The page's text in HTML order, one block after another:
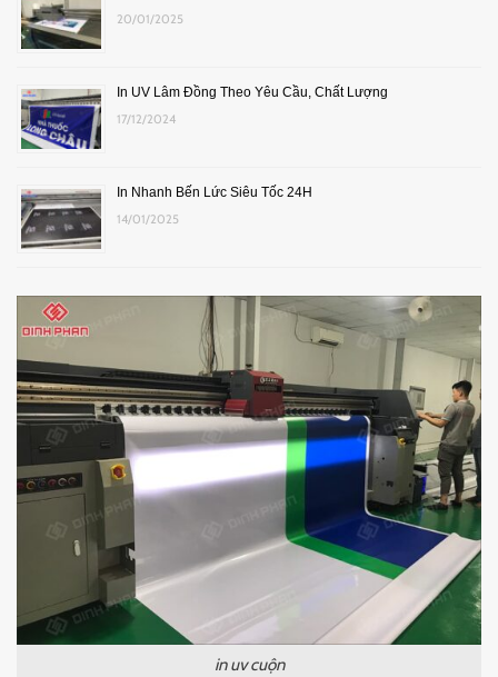
20/01/2025
In UV Lâm Đồng Theo Yêu Cầu, Chất Lượng
17/12/2024
In Nhanh Bến Lức Siêu Tốc 24H
14/01/2025
in uv cuộn